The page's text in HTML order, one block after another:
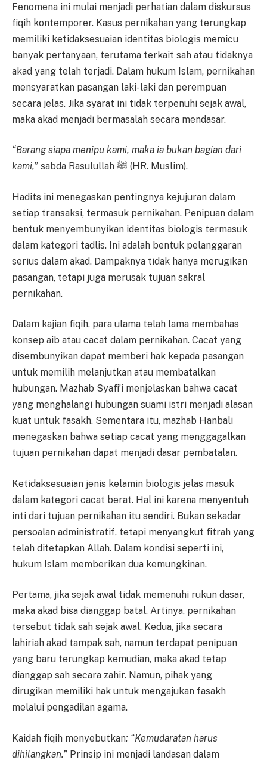
Fenomena ini mulai menjadi perhatian dalam diskursus
fiqih kontemporer. Kasus pernikahan yang terungkap
memiliki ketidaksesuaian identitas biologis memicu
banyak pertanyaan, terutama terkait sah atau tidaknya
akad yang telah terjadi. Dalam hukum Islam, pernikahan
mensyaratkan pasangan laki-laki dan perempuan
secara jelas. Jika syarat ini tidak terpenuhi sejak awal,
maka akad menjadi bermasalah secara mendasar.
“Barang siapa menipu kami, maka ia bukan bagian dari
kami,”
sabda Rasulullah ﷺ (HR. Muslim).
Hadits ini menegaskan pentingnya kejujuran dalam
setiap transaksi, termasuk pernikahan. Penipuan dalam
bentuk menyembunyikan identitas biologis termasuk
dalam kategori tadlis. Ini adalah bentuk pelanggaran
serius dalam akad. Dampaknya tidak hanya merugikan
pasangan, tetapi juga merusak tujuan sakral
pernikahan.
Dalam kajian fiqih, para ulama telah lama membahas
konsep aib atau cacat dalam pernikahan. Cacat yang
disembunyikan dapat memberi hak kepada pasangan
untuk memilih melanjutkan atau membatalkan
hubungan. Mazhab Syafi’i menjelaskan bahwa cacat
yang menghalangi hubungan suami istri menjadi alasan
kuat untuk fasakh. Sementara itu, mazhab Hanbali
menegaskan bahwa setiap cacat yang menggagalkan
tujuan pernikahan dapat menjadi dasar pembatalan.
Ketidaksesuaian jenis kelamin biologis jelas masuk
dalam kategori cacat berat. Hal ini karena menyentuh
inti dari tujuan pernikahan itu sendiri. Bukan sekadar
persoalan administratif, tetapi menyangkut fitrah yang
telah ditetapkan Allah. Dalam kondisi seperti ini,
hukum Islam memberikan dua kemungkinan.
Pertama, jika sejak awal tidak memenuhi rukun dasar,
maka akad bisa dianggap batal. Artinya, pernikahan
tersebut tidak sah sejak awal. Kedua, jika secara
lahiriah akad tampak sah, namun terdapat penipuan
yang baru terungkap kemudian, maka akad tetap
dianggap sah secara zahir. Namun, pihak yang
dirugikan memiliki hak untuk mengajukan fasakh
melalui pengadilan agama.
Kaidah fiqih menyebutkan: “Kemudaratan harus
dihilangkan.” Prinsip ini menjadi landasan dalam